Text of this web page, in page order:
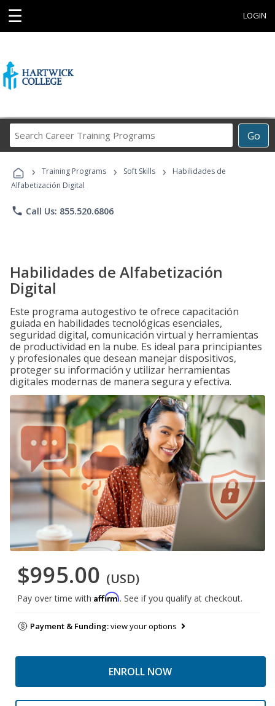
☰ LOGIN
Go
Career
Programs
› Training Programs › Soft Skills ›
Habilidades de
Alfabetización Digital
phone Call Us: 855.520.6806
Habilidades de Alfabetización
Digital
Este programa autogestivo te ofrece capacitación
guiada en habilidades tecnológicas esenciales,
seguridad digital, comunicación virtual y herramientas
de productividad en la nube. Es ideal para principiantes
y profesionales que desean manejar dispositivos,
proteger su información y utilizar herramientas
digitales modernas de manera segura y efectiva.
$995.00 (USD)
Pay over time with Affirm. See if you qualify at checkout.
Payment & Funding:view your options
ENROLL NOW